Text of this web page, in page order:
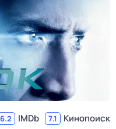
6.2 IMDb 7.1 Кинопоиск